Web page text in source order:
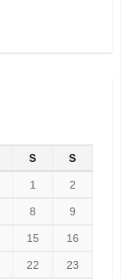
S S
1 2
8 9
15 16
22 23